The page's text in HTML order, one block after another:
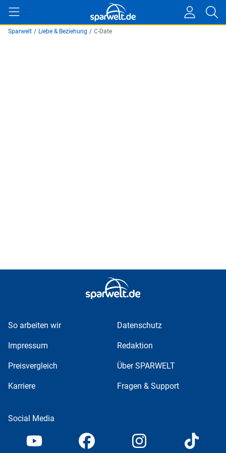
Sparwelt / Liebe & Beziehung / C-Date
So arbeiten wir Datenschutz
Impressum Redaktion
Preisvergleich Über SPARWELT
Karriere Fragen & Support
Social Media